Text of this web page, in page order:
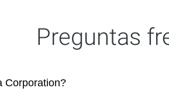
Preguntas
Corporation?